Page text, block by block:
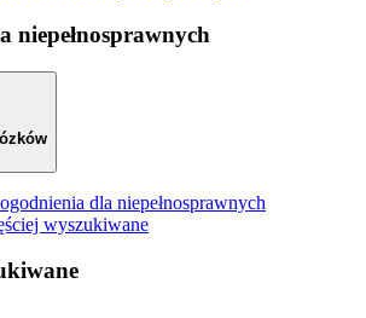
niepełnosprawnych
dla niepełnosprawnych
wyszukiwane